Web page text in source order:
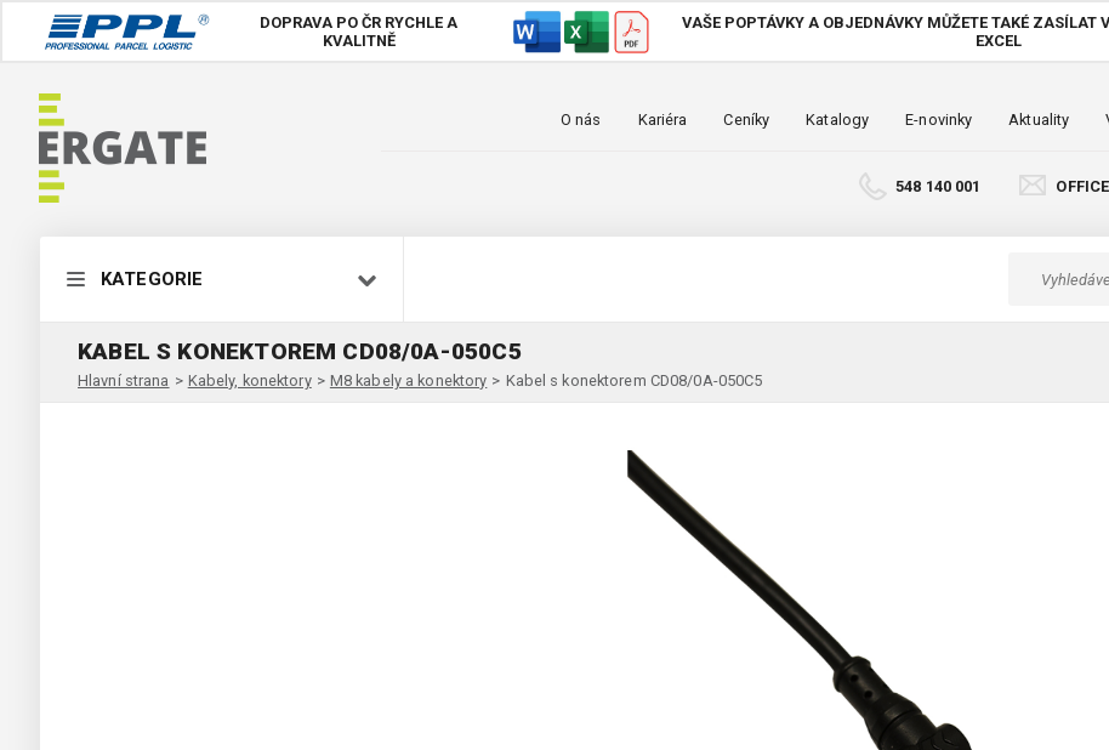
DOPRAVA PO ČR RYCHLE A
KVALITNĚ
VAŠE POPTÁVKY A OBJEDNÁVKY MŮŽETE TAKÉ ZASÍLAT
EXCEL
O nás Kariéra Ceníky Katalogy E-novinky Aktuality
548 140 001
KATEGORIE
KABEL S KONEKTOREM CD08/0A-050C5
Hlavní strana > Kabely, konektory > M8 kabely a konektory > Kabel s konektorem CD08/0A-050C5